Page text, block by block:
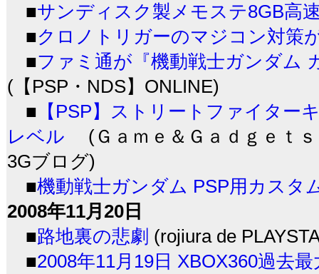
■サンディスク製メモステ8GB高
■クロノトリガーのマジコン対策
■ファミ通が『機動戦士ガンダム
(【PSP・NDS】ONLINE)
■ 【PSP】ストリートファイター
レベル
(Ｇａｍｅ＆Ｇａｄｇｅｔ
3Gブログ)
■機動戦士ガンダム PSP用カスタ
2008年11月20日
■路地裏の悲劇 (rojiura de
■2008年11月19日 XBOX360過去